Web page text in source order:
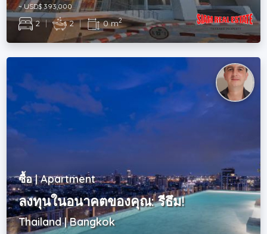
~ USD$ 393,000
2 | 2 | 0 m2
ซื้อ | Apartment
ลงทุนในอนาคตของคุณ: รีธึม!
Thailand | Bangkok